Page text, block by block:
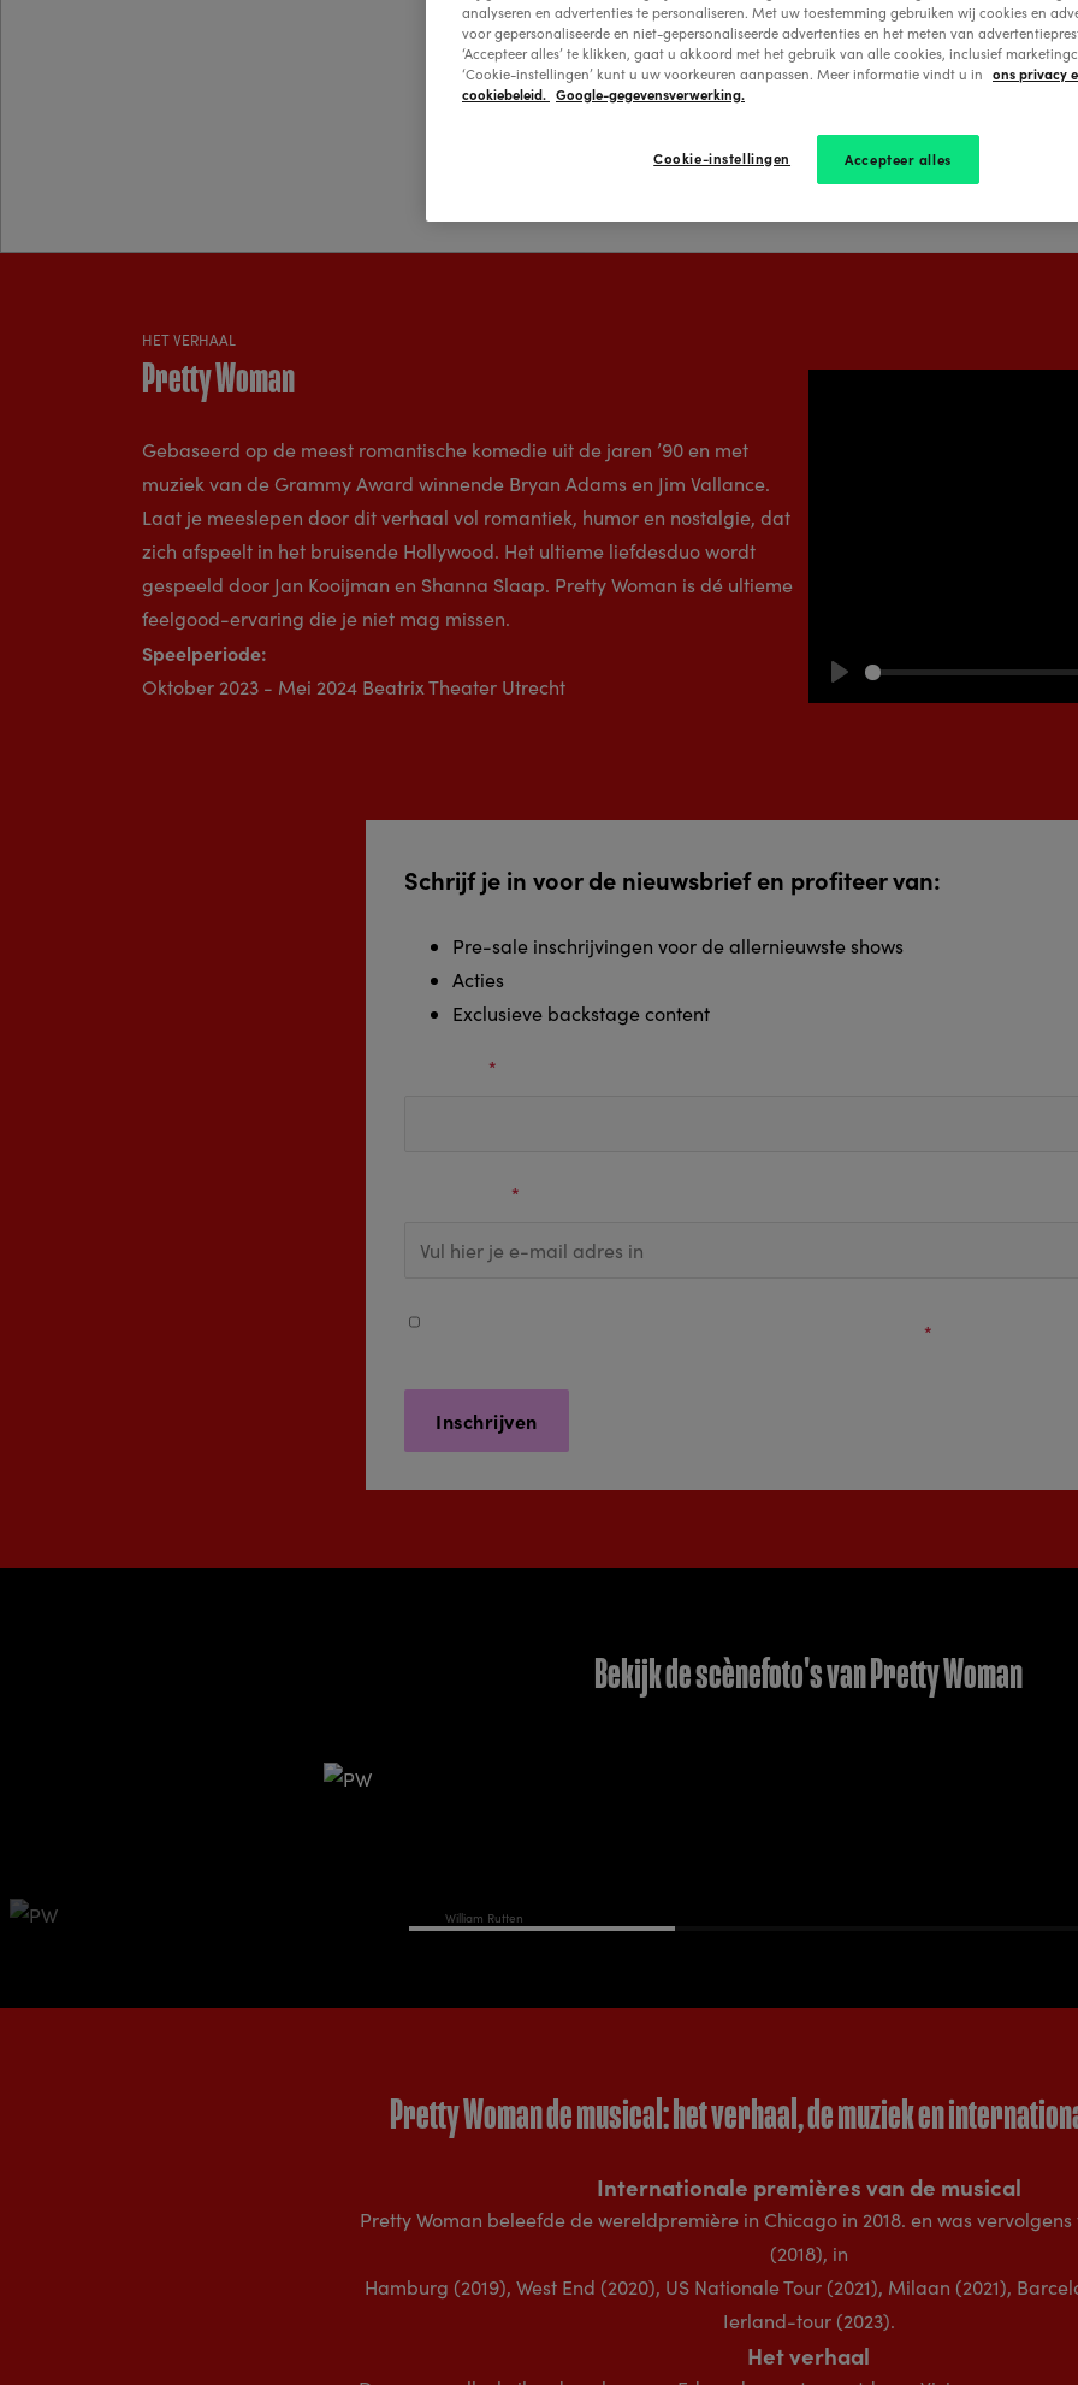
Bekijk actuele
HET VERHAAL
Pretty Woman
Gebaseerd op de meest romantische komedie uit de jaren ’90 en met
muziek van de Grammy Award winnende Bryan Adams en Jim Vallance.
Laat je meeslepen door dit verhaal vol romantiek, humor en nostalgie, dat
zich afspeelt in het bruisende Hollywood. Het ultieme liefdesduo wordt
gespeeld door Jan Kooijman en Shanna Slaap. Pretty Woman is dé ultieme
feelgood-ervaring die je niet mag missen.
Speelperiode:
Oktober 2023 - Mei 2024 Beatrix Theater Utrecht Play
Schrijf je in voor de nieuwsbrief en profiteer van:
Pre-sale inschrijvingen voor de allernieuwste shows
Acties
Exclusieve backstage content
*
*
*
Bekijk de scènefoto's van Pretty Woman
William Rutten
Pretty Woman de musical: het verhaal, de muziek en
Internationale premières van de musical
Pretty Woman beleefde de wereldpremière in Chicago in 2018. en was
(2018), in
Hamburg (2019), West End (2020), US Nationale Tour (2021), Milaan (2021),
Ierland-tour (2023).
Het verhaal
analyseren en advertenties te personaliseren. Met uw toestemming gebruiken wij cookies en
voor gepersonaliseerde en niet-gepersonaliseerde advertenties en het meten van
‘Accepteer alles’ te klikken, gaat u akkoord met het gebruik van alle cookies, inclusief
‘Cookie-instellingen’ kunt u uw voorkeuren aanpassen. Meer informatie vindt u in ons privacy
cookiebeleid. Google-gegevensverwerking.
Accepteer alles
Cookie-instellingen